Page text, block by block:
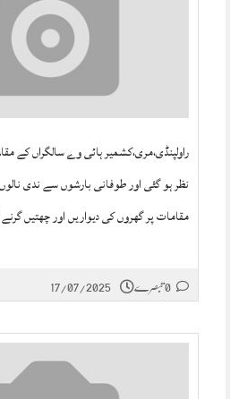
راولپنڈی،مری،کشمیر ہائی وے سالگراں کے
نظر ہو گئی اور طوفانی بارشوں سے ندی
مقامات پر گھروں کی دیواریں اور چھتیں
17/07/2025